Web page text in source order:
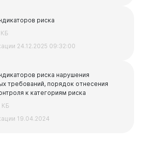
риска
КБ
24.12.2025 09:32:00
риска нарушения
требований, порядок отнесения
к категориям риска
КБ
19.04.2024